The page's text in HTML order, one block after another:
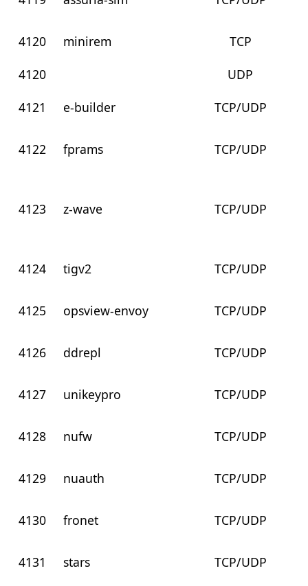
4120 minirem
TCP
4120
UDP
4121
e-builder TCP/UDP
4122 fprams TCP/UDP
4123 z-wave TCP/UDP
4124 tigv2 TCP/UDP
4125 opsview-envoy TCP/UDP
4126 ddrepl TCP/UDP
4127 unikeypro TCP/UDP
4128 nufw TCP/UDP
4129 nuauth TCP/UDP
4130 fronet TCP/UDP
4131 stars
TCP/UDP